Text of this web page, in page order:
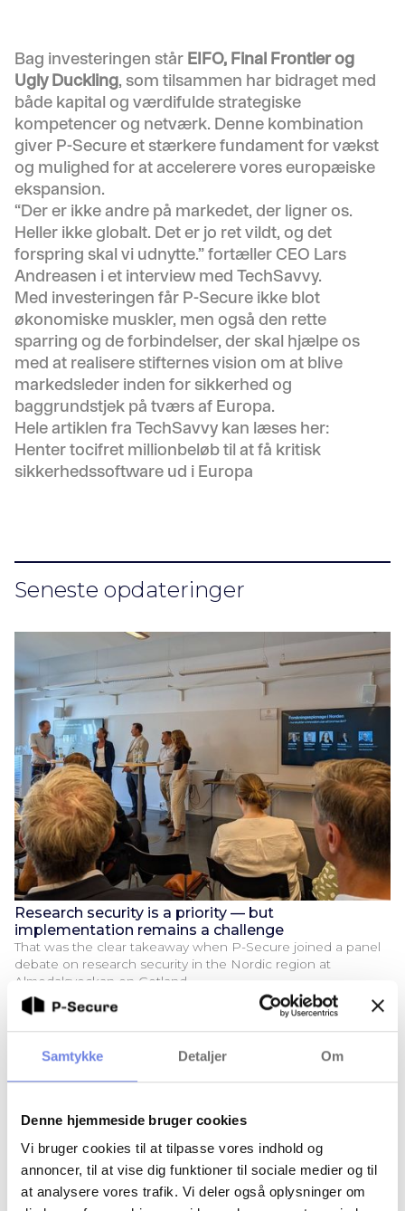
Samtykke Detaljer Om
Denne hjemmeside bruger cookies
Vi bruger cookies til at tilpasse vores indhold og
annoncer, til at vise dig funktioner til sociale medier og til
at analysere vores trafik. Vi deler også oplysninger om
Bag investeringen står EIFO, Final Frontier og
Ugly Duckling, som tilsammen har bidraget med
både kapital og værdifulde strategiske
kompetencer og netværk. Denne kombination
giver P-Secure et stærkere fundament for vækst
og mulighed for at accelerere vores europæiske
ekspansion.
“Der er ikke andre på markedet, der ligner os.
Heller ikke globalt. Det er jo ret vildt, og det
forspring skal vi udnytte.” fortæller CEO Lars
Andreasen i et interview med TechSavvy.
Med investeringen får P-Secure ikke blot
økonomiske muskler, men også den rette
sparring og de forbindelser, der skal hjælpe os
med at realisere stifternes vision om at blive
markedsleder inden for sikkerhed og
baggrundstjek på tværs af Europa.
Hele artiklen fra TechSavvy kan læses her:
Henter tocifret millionbeløb til at få kritisk
sikkerhedssoftware ud i Europa
Seneste opdateringer
Research security is a priority — but
implementation remains a challenge
That was the clear takeaway when P-Secure joined a panel
debate on research security in the Nordic region at
Almedalsveckan on Gotland.